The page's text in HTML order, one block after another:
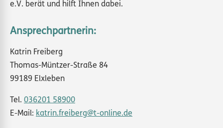
e.V. berät und hilft Ihnen dabei.
Ansprechpartnerin:
Katrin Freiberg
Thomas-Müntzer-Straße 84
99189 Elxleben
Tel. 036201 58900
E-Mail: katrin.freiberg@t-online.de